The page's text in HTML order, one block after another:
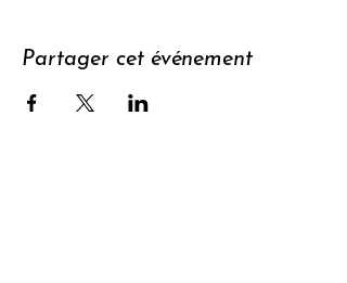
Partager cet événement